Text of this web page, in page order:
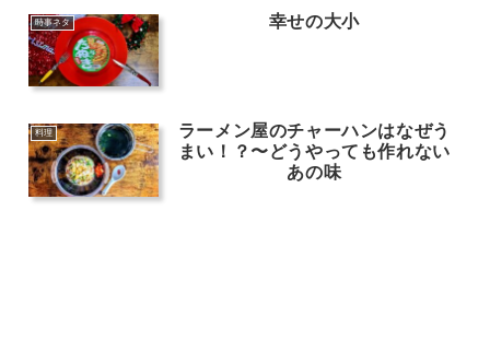
時事ネタ 幸せの大小
料理
ラーメン屋のチャーハンはなぜう
まい！？〜どうやっても作れない
あの味